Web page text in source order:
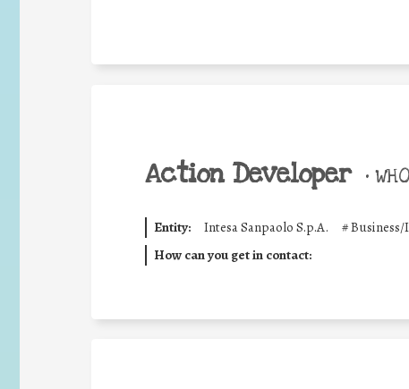
Action Developer •
Entity: Intesa Sanpaolo S.p.A. #
How can you get in contact: